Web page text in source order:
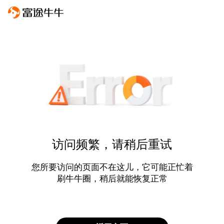
访问频繁，请稍后重试
您所要访问的页面不在这儿，它可能正忙着
刷牛牛圈，稍后就能恢复正常